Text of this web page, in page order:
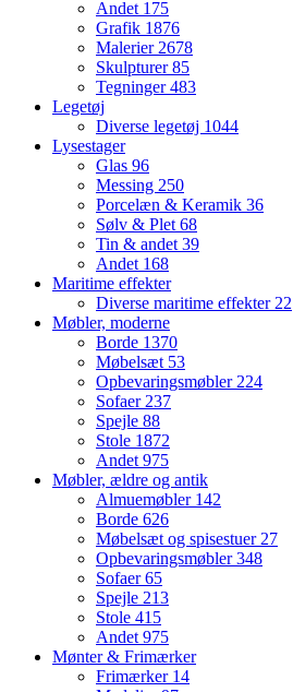
Andet 175
Grafik 1876
Malerier2678
Skulpturer85
Tegninger483
Legetøj
Diverse legetøj 1044
Lysestager
Glas 96
Messing 250
Porcelæn & Keramik 36
Sølv & Plet68
Tin & andet39
Andet 168
Maritime effekter
Diverse maritime effekter22
Møbler, moderne
Borde 1370
Møbelsæt 53
Opbevaringsmøbler224
Sofaer237
Spejle 88
Stole 1872
Andet975
Møbler, ældre og antik
Almuemøbler 142
Borde 626
Møbelsæt og spisestuer27
Opbevaringsmøbler348
Sofaer65
Spejle 213
Stole 415
Andet975
Mønter & Frimærker
Frimærker 14